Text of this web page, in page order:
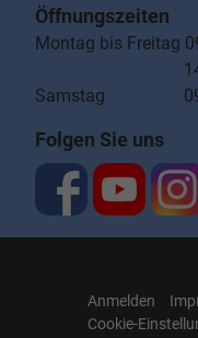
Öffnungszeiten
Montag bis Freitag
14:00 -
Samstag
Folgen Sie uns
Anmelden
Cookie-